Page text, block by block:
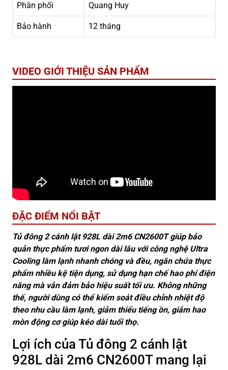
Phân phối Quang Huy
Bảo hành 12 tháng
VIDEO GIỚI THIỆU SẢN PHẨM
ĐẶC ĐIỂM NỔI BẬT
Tủ đông 2 cánh lật 928L dài 2m6 CN2600T giúp bảo
quản thực phẩm tươi ngon dài lâu với công nghệ Ultra
Cooling làm lạnh nhanh chóng và đều, ngăn chứa thực
phẩm nhiều kệ tiện dụng, sử dụng hạn chế hao phí điện
năng mà vẫn đảm bảo hiệu suất tối ưu. Không những
thế, người dùng có thể kiểm soát điều chỉnh nhiệt độ
theo nhu cầu làm lạnh, giảm thiểu tiếng ồn, giảm hao
mòn động cơ giúp kéo dài tuổi thọ.
Lợi ích của Tủ đông 2 cánh lật
928L dài 2m6 CN2600T mang lại